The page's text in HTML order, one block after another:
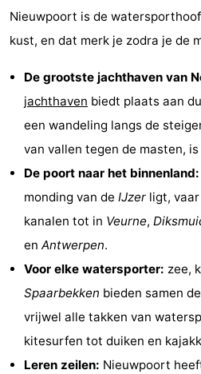
Brugge
-
Gent
-
Kust
Natuur
Het
Knokke-
Blankenberge
De
-
Nieuwpoort is de
kust, en dat merk je zodra je de
De grootste jachthaven van
jachthaven biedt plaats aan
een wandeling langs de
van vallen tegen de masten,
De poort naar het binnenland:
monding van de IJzer ligt,
kanalen tot in Veurne,
en Antwerpen.
Voor elke watersporter: zee,
Spaarbekken bieden samen
vrijwel alle takken van
kitesurfen tot duiken en
Leren zeilen: Nieuwpoort